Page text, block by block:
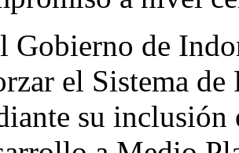
Gobierno de
el Sistema
su inclusión